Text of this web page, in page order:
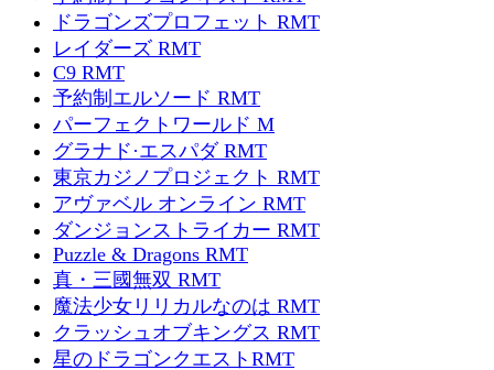
ドラゴンズプロフェット RMT
レイダーズ RMT
C9 RMT
予約制エルソード RMT
パーフェクトワールド M
グラナド·エスパダ RMT
東京カジノプロジェクト RMT
アヴァベル オンライン RMT
ダンジョンストライカー RMT
Puzzle & Dragons RMT
真・三國無双 RMT
魔法少女リリカルなのは RMT
クラッシュオブキングス RMT
星のドラゴンクエストRMT